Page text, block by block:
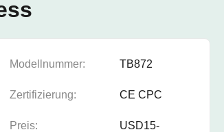
Modellnummer: TB872
Zertifizierung: CE CPC
Preis:
USD15-